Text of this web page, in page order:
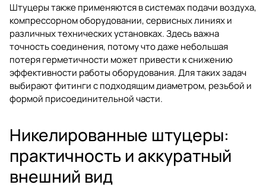
Штуцеры также применяются в системах подачи воздуха,
компрессорном оборудовании, сервисных линиях и
различных технических установках. Здесь важна
точность соединения, потому что даже небольшая
потеря герметичности может привести к снижению
эффективности работы оборудования. Для таких задач
выбирают фитинги с подходящим диаметром, резьбой и
формой присоединительной части.
Никелированные штуцеры:
практичность и аккуратный
внешний вид